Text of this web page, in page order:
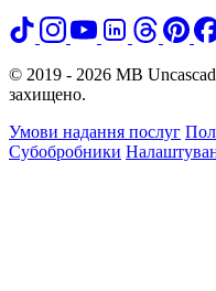
© 2019 - 2026 MB
захищено.
Умови надання послуг
Субобробники